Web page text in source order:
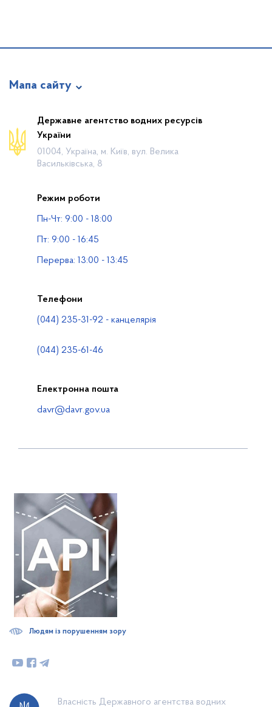
Мапа сайту
Про відомство
Діяльність
Громадянам
Публічна інформація
Водогосподарські організації
Державне агентство водних ресурсів
України
01004, Україна, м. Київ, вул. Велика
Васильківська, 8
Режим роботи
Пн-Чт: 9:00 - 18:00
Пт: 9:00 - 16:45
Перерва: 13:00 - 13:45
Телефони
(044) 235-31-92 - канцелярія
(044) 235-61-46
Електронна пошта
davr@davr.gov.ua
Власність Державного агентства водних
Людям із порушенням зору